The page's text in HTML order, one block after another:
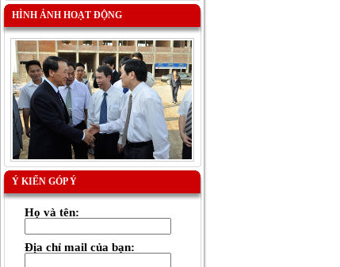
HÌNH ẢNH HOẠT ĐỘNG
Ý KIẾN GÓP Ý
Họ và tên:
Địa chỉ mail của bạn: